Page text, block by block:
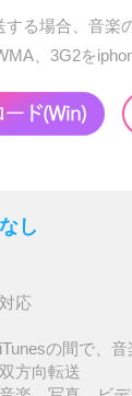
る場合、音
、3G2を
し
応
の間で、
方向転送